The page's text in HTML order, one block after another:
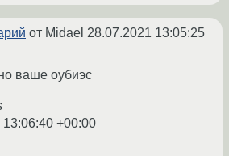
от Midael 28.07.2021 13:05:25
ваше оубиэс
+00:00